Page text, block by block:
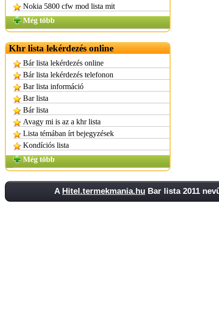
Nokia 5800 cfw mod lista mit
Még több
Khr lista lekérdezés online
Bár lista lekérdezés online
Bár lista lekérdezés telefonon
Bar lista információ
Bar lista
Bár lista
Avagy mi is az a khr lista
Lista témában írt bejegyzések
Kondíciós lista
Még több
A Hitel.termekmania.hu Bar lista 2011